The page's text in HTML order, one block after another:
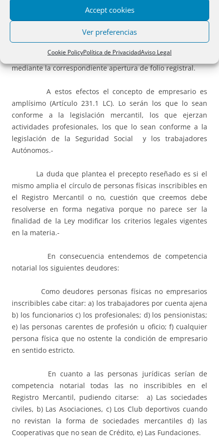
Accept cookies
Ver preferencias
Cookie PolicyPolítica de PrivacidadAviso Legal
el domicilio del deudor.
La no inscripción de hecho no priva de competencia
al Registrador cuya primera actuación al recibir la solicitud
debe ser inscribir al solicitante en el Registro Mercantil
mediante la correspondiente apertura de folio registral.
A estos efectos el concepto de empresario es
amplísimo (Artículo 231.1 LC). Lo serán los que lo sean
conforme a la legislación mercantil, los que ejerzan
actividades profesionales, los que lo sean conforme a la
legislación de la Seguridad Social y los trabajadores
Autónomos.-
La duda que plantea el precepto reseñado es si el
mismo amplia el círculo de personas físicas inscribibles en
el Registro Mercantil o no, cuestión que creemos debe
resolverse en forma negativa porque no parece ser la
finalidad de la Ley modificar los criterios legales vigentes
en la materia.-
En consecuencia entendemos de competencia
notarial los siguientes deudores:
Como deudores personas físicas no empresarios
inscribibles cabe citar: a) los trabajadores por cuenta ajena
b) los funcionarios c) los profesionales; d) los pensionistas;
e) las personas carentes de profesión u oficio; f) cualquier
persona física que no ostente la condición de empresario
en sentido estricto.
En cuanto a las personas jurídicas serían de
competencia notarial todas las no inscribibles en el
Registro Mercantil, pudiendo citarse: a) Las sociedades
civiles, b) Las Asociaciones, c) Los Club deportivos cuando
no revistan la forma de sociedades mercantiles d) las
Cooperativas que no sean de Crédito, e) Las Fundaciones.